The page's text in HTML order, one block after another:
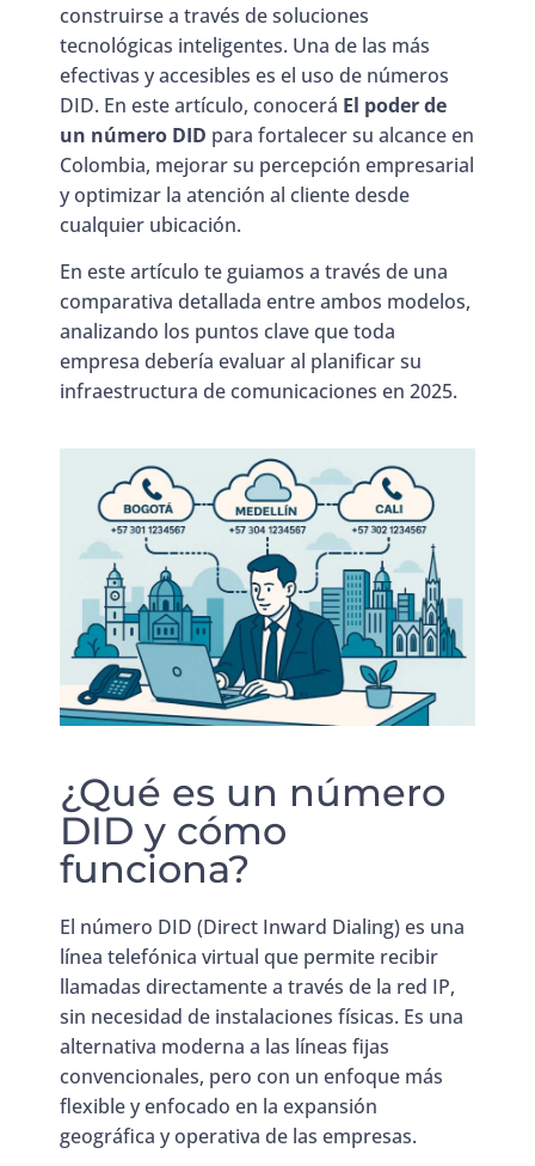
construirse a través de soluciones
tecnológicas inteligentes. Una de las más
efectivas y accesibles es el uso de números
DID. En este artículo, conocerá El poder de
un número DID para fortalecer su alcance en
Colombia, mejorar su percepción empresarial
y optimizar la atención al cliente desde
cualquier ubicación.
En este artículo te guiamos a través de una
comparativa detallada entre ambos modelos,
analizando los puntos clave que toda
empresa debería evaluar al planificar su
infraestructura de comunicaciones en 2025.
¿Qué es un número
DID y cómo
funciona?
El número DID (Direct Inward Dialing) es una
línea telefónica virtual que permite recibir
llamadas directamente a través de la red IP,
sin necesidad de instalaciones físicas. Es una
alternativa moderna a las líneas fijas
convencionales, pero con un enfoque más
flexible y enfocado en la expansión
geográfica y operativa de las empresas.